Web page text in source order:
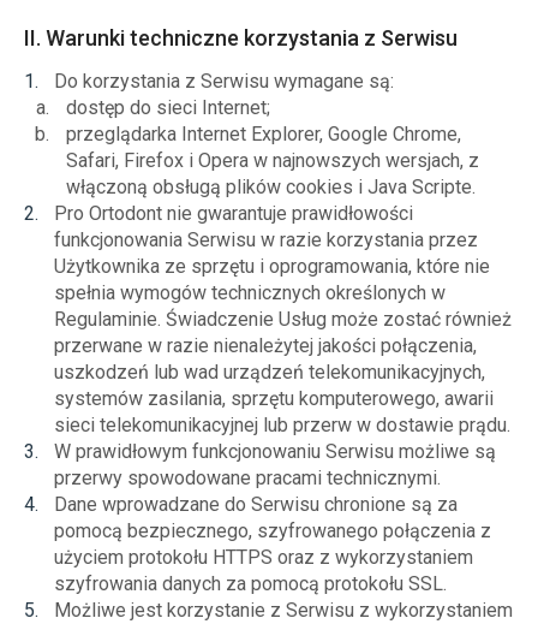
II. Warunki techniczne korzystania z Serwisu
Do korzystania z Serwisu wymagane są:
dostęp do sieci Internet;
przeglądarka Internet Explorer, Google Chrome,
Safari, Firefox i Opera w najnowszych wersjach, z
włączoną obsługą plików cookies i Java Scripte.
Pro Ortodont nie gwarantuje prawidłowości
funkcjonowania Serwisu w razie korzystania przez
Użytkownika ze sprzętu i oprogramowania, które nie
spełnia wymogów technicznych określonych w
Regulaminie. Świadczenie Usług może zostać również
przerwane w razie nienależytej jakości połączenia,
uszkodzeń lub wad urządzeń telekomunikacyjnych,
systemów zasilania, sprzętu komputerowego, awarii
sieci telekomunikacyjnej lub przerw w dostawie prądu.
W prawidłowym funkcjonowaniu Serwisu możliwe są
przerwy spowodowane pracami technicznymi.
Dane wprowadzane do Serwisu chronione są za
pomocą bezpiecznego, szyfrowanego połączenia z
użyciem protokołu HTTPS oraz z wykorzystaniem
szyfrowania danych za pomocą protokołu SSL.
Możliwe jest korzystanie z Serwisu z wykorzystaniem